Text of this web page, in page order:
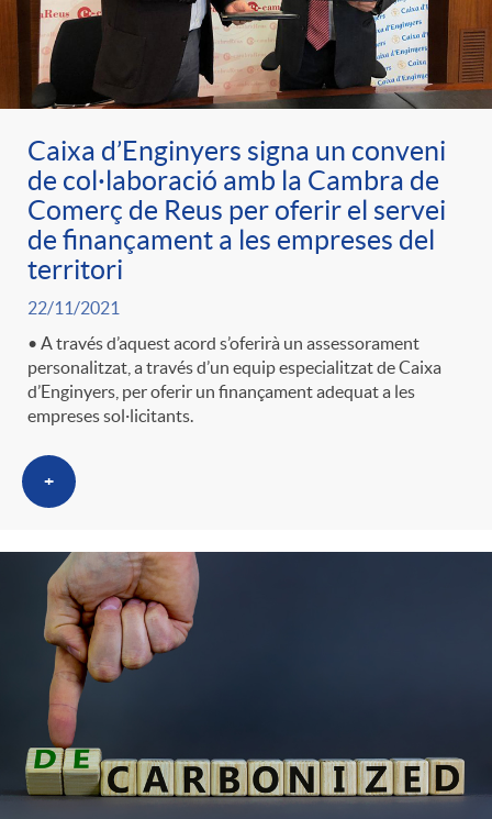
Caixa d’Enginyers signa un conveni
de col·laboració amb la Cambra de
Comerç de Reus per oferir el servei
de finançament a les empreses del
territori
22/11/2021
• A través d’aquest acord s’oferirà un assessorament
personalitzat, a través d’un equip especialitzat de Caixa
d’Enginyers, per oferir un finançament adequat a les
empreses sol·licitants.
+